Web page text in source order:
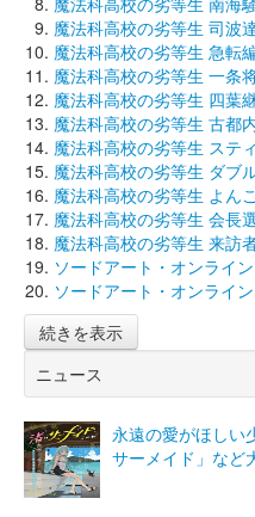
魔法科高校の劣等生 司波
魔法科高校の劣等生 急転
魔法科高校の劣等生 一条
魔法科高校の劣等生 四葉
魔法科高校の劣等生 古都
魔法科高校の劣等生 ステ
魔法科高校の劣等生 ダブ
魔法科高校の劣等生 よん
魔法科高校の劣等生 会長
魔法科高校の劣等生 来訪
ソードアート・オンライ
ソードアート・オンライ
続きを表示
ニュース
永遠の愛がほしい
サーメイド」など